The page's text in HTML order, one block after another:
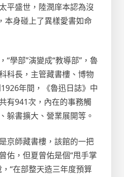
平盛世，陸潤庠本認為沒
本身碰上了異樣愛書如命
“學部”演變成“教導部”，魯
科長，主管藏書樓、博物
年間，《魯迅日誌》中
有941次，內在的事務觸
躲書擴大、營業展開等。
京師藏書樓，該館的一把
佑，但夏曾佑是個“甩手掌
“在部整天造三年度預算